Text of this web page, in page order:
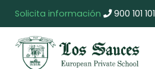
Solicita información 900 101 101